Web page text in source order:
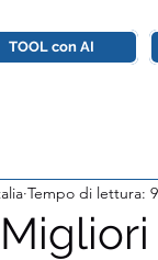
TOOL con AI
Tempo di lettura: